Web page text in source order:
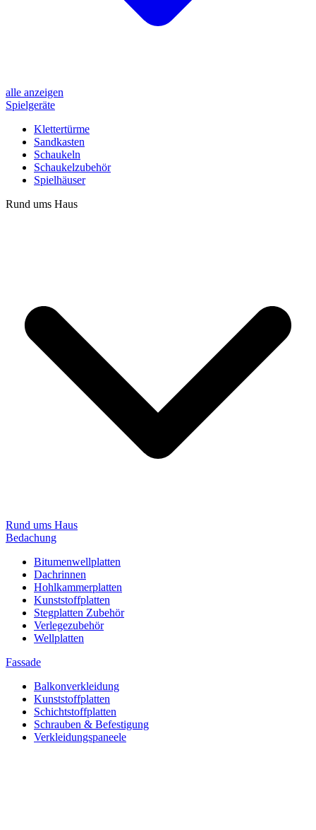
alle anzeigen
Spielgeräte
Klettertürme
Sandkasten
Schaukeln
Schaukelzubehör
Spielhäuser
Rund ums Haus
Rund ums Haus
Bedachung
Bitumenwellplatten
Dachrinnen
Hohlkammerplatten
Kunststoffplatten
Stegplatten Zubehör
Verlegezubehör
Wellplatten
Fassade
Balkonverkleidung
Kunststoffplatten
Schichtstoffplatten
Schrauben & Befestigung
Verkleidungspaneele